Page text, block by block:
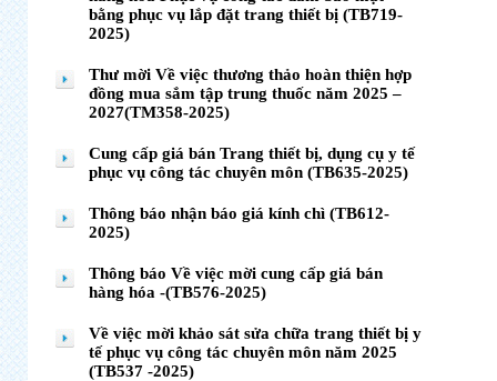
bằng phục vụ lắp đặt trang thiết bị (TB719-
2025)
Thư mời Về việc thương thảo hoàn thiện hợp
đồng mua sắm tập trung thuốc năm 2025 –
2027(TM358-2025)
Cung cấp giá bán Trang thiết bị, dụng cụ y tế
phục vụ công tác chuyên môn (TB635-2025)
Thông báo nhận báo giá kính chì (TB612-
2025)
Thông báo Về việc mời cung cấp giá bán
hàng hóa -(TB576-2025)
Về việc mời khảo sát sửa chữa trang thiết bị y
tế phục vụ công tác chuyên môn năm 2025
(TB537 -2025)